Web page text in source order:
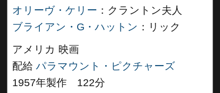
オリーヴ・ケリー ：クラントン夫人
ブライアン・G・ハットン ：リック
アメリカ 映画
配給 パラマウント・ピクチャーズ
1957年製作 122分